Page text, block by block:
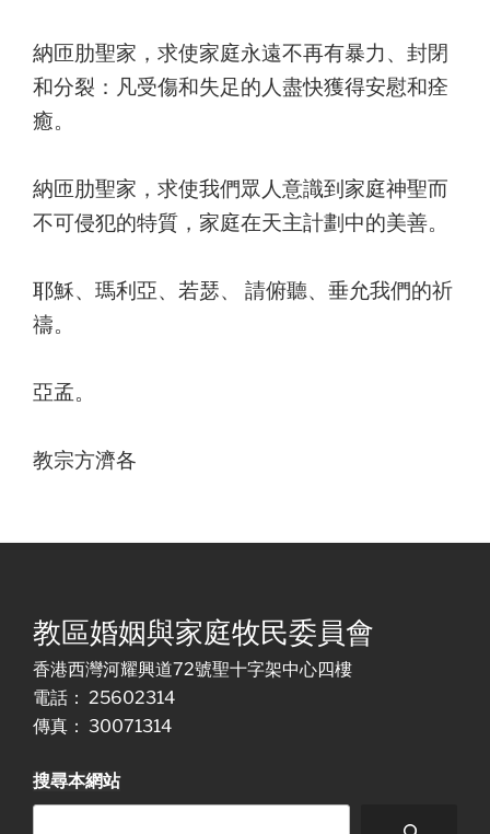
納匝肋聖家，求使家庭永遠不再有暴力、封閉
和分裂：凡受傷和失足的人盡快獲得安慰和痊
癒。
納匝肋聖家，求使我們眾人意識到家庭神聖而
不可侵犯的特質，家庭在天主計劃中的美善。
耶穌、瑪利亞、若瑟、 請俯聽、垂允我們的祈
禱。
亞孟。
教宗方濟各
教區婚姻與家庭牧民委員會
香港西灣河耀興道72號聖十字架中心四樓
電話： 25602314
傳真： 30071314
搜尋本網站